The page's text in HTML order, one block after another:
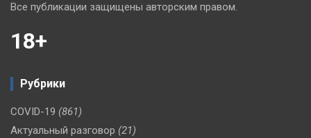
Все публикации защищены авторским правом.
18+
Рубрики
COVID-19 (861)
Актуальный разговор (21)